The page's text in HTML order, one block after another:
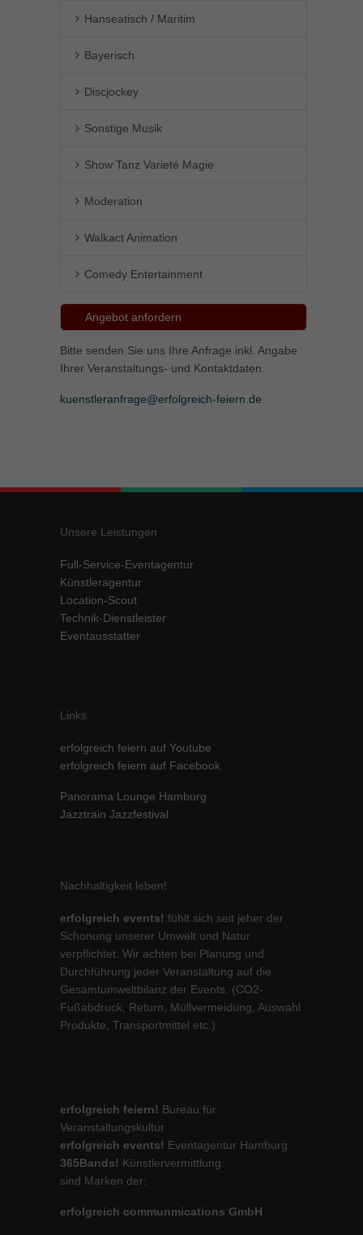
Hanseatisch / Maritim
Bayerisch
Discjockey
Sonstige Musik
Show Tanz Varieté Magie
Moderation
Walkact Animation
Comedy Entertainment
Angebot anfordern
Bitte senden Sie uns Ihre Anfrage inkl. Angabe
Ihrer Veranstaltungs- und Kontaktdaten.
kuenstleranfrage@erfolgreich-feiern.de
Unsere Leistungen
Full-Service-Eventagentur
Künstleragentur
Location-Scout
Technik-Dienstleister
Eventausstatter
Links
erfolgreich feiern auf Youtube
erfolgreich feiern auf Facebook
Panorama Lounge Hamburg
Jazztrain Jazzfestival
Nachhaltigkeit leben!
erfolgreich events! fühlt sich seit jeher der
Schonung unserer Umwelt und Natur
verpflichtet. Wir achten bei Planung und
Durchführung jeder Veranstaltung auf die
Gesamtumweltbilanz der Events. (CO2-
Fußabdruck, Return, Müllvermeidung, Auswahl
Produkte, Transportmittel etc.)
erfolgreich feiern! Bureau für
Veranstaltungskultur
erfolgreich events! Eventagentur Hamburg
365Bands! Künstlervermittlung
sind Marken der:
erfolgreich communmications GmbH